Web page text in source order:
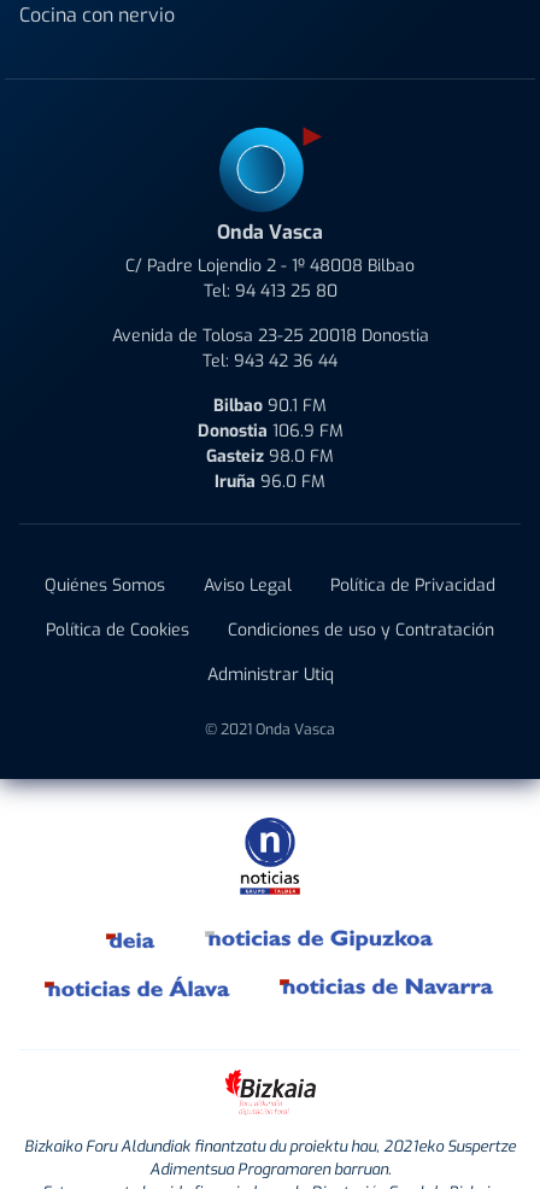
Cocina con nervio
Onda Vasca
C/ Padre Lojendio 2 - 1º 48008 Bilbao
Tel: 94 413 25 80
Avenida de Tolosa 23-25 20018 Donostia
Tel: 943 42 36 44
Bilbao 90.1 FM
Donostia 106.9 FM
Gasteiz 98.0 FM
Iruña 96.0 FM
Quiénes Somos Aviso Legal
Política de Privacidad
Política de Cookies
Condiciones de uso y Contratación
Administrar Utiq
© 2021 Onda Vasca
Bizkaiko Foru Aldundiak finantzatu du proiektu hau, 2021eko Suspertze
Adimentsua Programaren barruan.